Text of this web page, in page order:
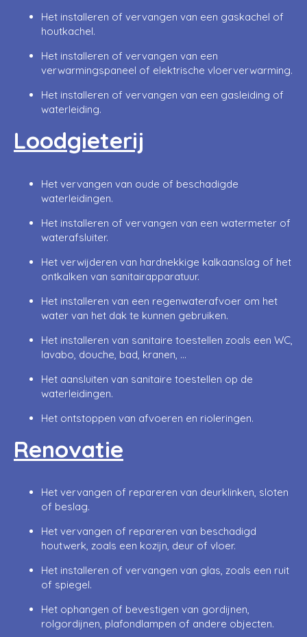
Het installeren of vervangen van een gaskachel of
houtkachel.
Het installeren of vervangen van een
verwarmingspaneel of elektrische vloerverwarming.
Het installeren of vervangen van een gasleiding of
waterleiding.
Loodgieterij
Het vervangen van oude of beschadigde
waterleidingen.
Het installeren of vervangen van een watermeter of
waterafsluiter.
Het verwijderen van hardnekkige kalkaanslag of het
ontkalken van sanitairapparatuur.
Het installeren van een regenwaterafvoer om het
water van het dak te kunnen gebruiken.
Het installeren van sanitaire toestellen zoals een WC,
lavabo, douche, bad, kranen, …
Het aansluiten van sanitaire toestellen op de
waterleidingen.
Het ontstoppen van afvoeren en rioleringen.
Renovatie
Het vervangen of repareren van deurklinken, sloten
of beslag.
Het vervangen of repareren van beschadigd
houtwerk, zoals een kozijn, deur of vloer.
Het installeren of vervangen van glas, zoals een ruit
of spiegel.
Het ophangen of bevestigen van gordijnen,
rolgordijnen, plafondlampen of andere objecten.